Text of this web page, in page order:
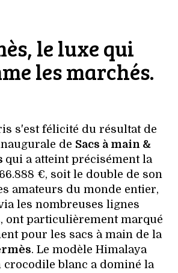
DÉCO
& LOISIRS
le luxe qui
les marchés.
s'est félicité du résultat de
de Sacs à main &
qui a atteint précisément la
€, soit le double de son
amateurs du monde entier,
les nombreuses lignes
ont particulièrement marqué
pour les sacs à main de la
. Le modèle Himalaya
crocodile blanc a dominé la